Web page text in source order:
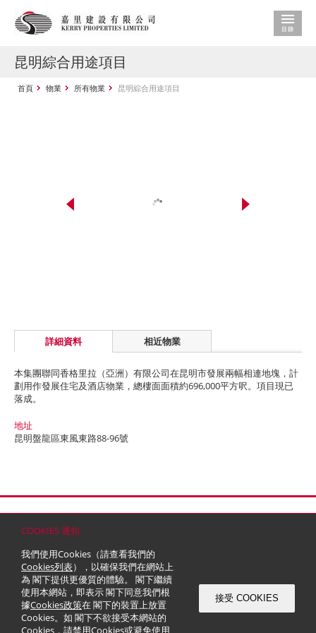
COOKIES 通知
我們使用Cookies（請查看我們的
Cookies列表），以確保我們在網站上
為 閣下提供更優質的體驗。 閣下繼續
使用本網站，即表示 閣下同意我們根
據Cookies政策在 閣下的裝置上放置
Cookies。如 閣下不欲接受本網站的
Cookies，請禁用Cookies或避免使用
接受 COOKIES
昆明綜合用途項目
首頁 物業 所有物業 昆明綜合用途項目
詳細資料 相近物業
本集團聯同香格里拉（亞洲）有限公司在昆明市發展兩幅相連地塊，計
劃用作發展住宅及酒店物業，總樓面面積約696,000平方呎。項目現已
落成。
地址
昆明盤龍區東風東路88-96號
© 2026 嘉里建設有限公司 (於百慕達註冊成立之有限公司)